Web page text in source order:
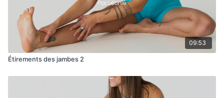
09:53
Étirements des jambes 2